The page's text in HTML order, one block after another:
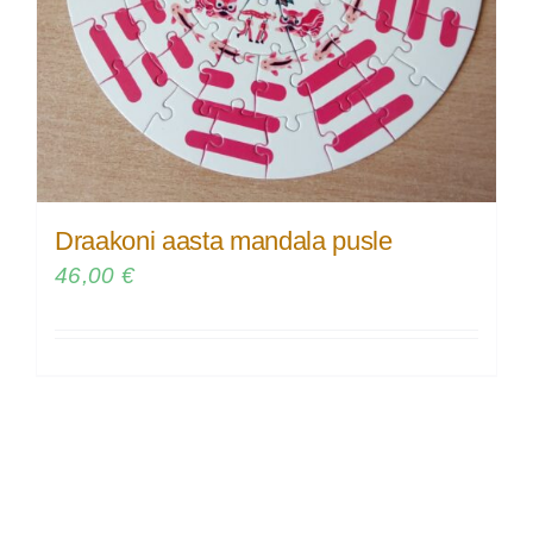
Draakoni aasta mandala pusle
46,00 €